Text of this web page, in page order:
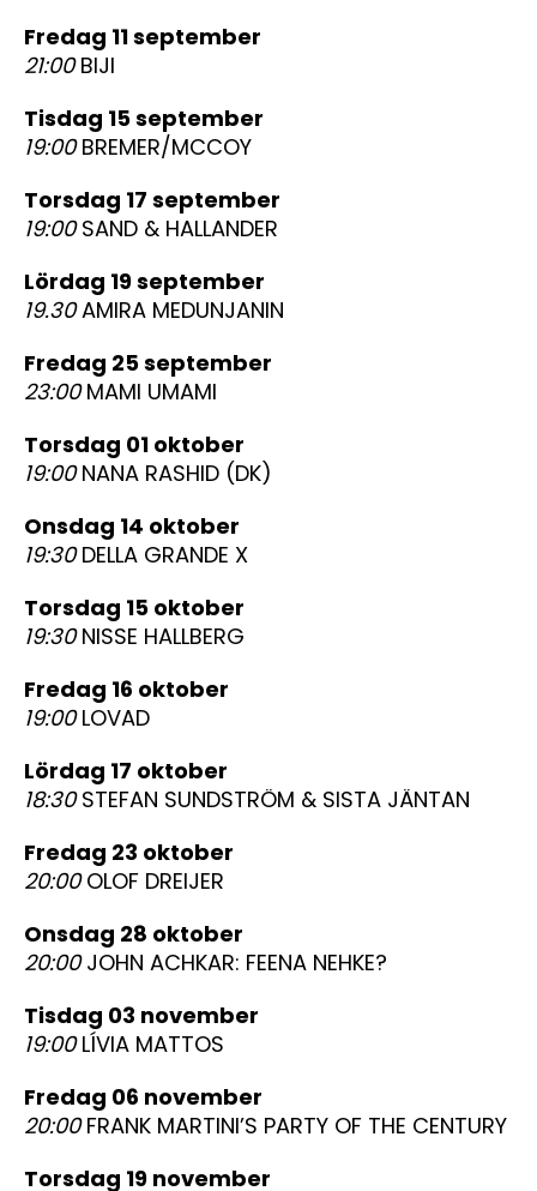
fredag 11 september
21:00BIJI
tisdag 15 september
19:00BREMER/MCCOY
torsdag 17 september
19:00SAND & HALLANDER
lördag 19 september
19.30AMIRA MEDUNJANIN
fredag 25 september
23:00MAMI UMAMI
torsdag 01 oktober
19:00NANA RASHID (DK)
onsdag 14 oktober
19:30DELLA GRANDE X
torsdag 15 oktober
19:30NISSE HALLBERG
fredag 16 oktober
19:00LOVAD
lördag 17 oktober
18:30STEFAN SUNDSTRÖM & SISTA JÄNTAN
fredag 23 oktober
20:00OLOF DREIJER
onsdag 28 oktober
20:00JOHN ACHKAR: FEENA NEHKE?
tisdag 03 november
19:00LÍVIA MATTOS
fredag 06 november
20:00FRANK MARTINI’S PARTY OF THE CENTURY
torsdag 19 november